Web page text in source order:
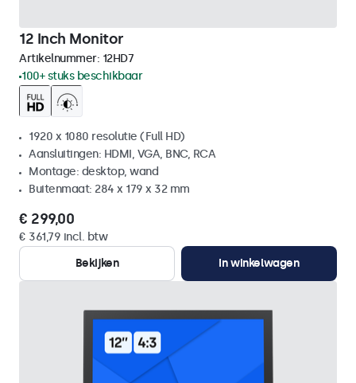
12 Inch Monitor
Artikelnummer: 12HD7
100+ stuks beschikbaar
1920 x 1080 resolutie (Full HD)
Aansluitingen: HDMI, VGA, BNC, RCA
Montage: desktop, wand
Buitenmaat: 284 x 179 x 32 mm
€ 299,00
€ 361,79 incl. btw
Bekijken
In winkelwagen